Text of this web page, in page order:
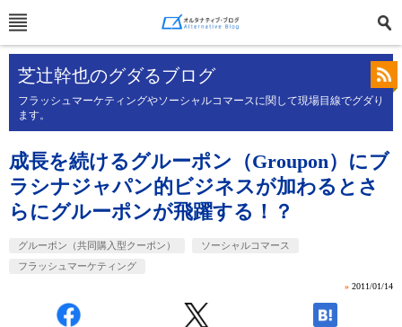
芝辻幹也のグダるブログ
フラッシュマーケティングやソーシャルコマースに関して現場目線でグダり
ます。
成長を続けるグルーポン（Groupon）にブ
ラシナジャパン的ビジネスが加わるとさ
らにグルーポンが飛躍する！？
グルーポン（共同購入型クーポン）
ソーシャルコマース
フラッシュマーケティング
» 2011/01/14